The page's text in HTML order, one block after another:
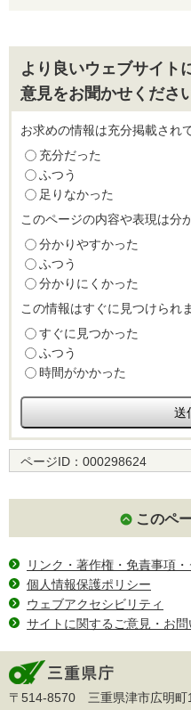
より良いウェブサイト
意見をお聞かせくださ
お求めの情報は充分掲載され
充分だった
ふつう
足りなかった
このページの内容や表現は分
分かりやすかった
ふつう
分かりにくかった
この情報はすぐに見つけられ
すぐに見つかった
ふつう
時間がかかった
ページID： 000298624
このペ
リンク・著作権・免責事項
個人情報保護ポリシー
ウェブアクセシビリティ
サイトに関するご意見・お
〒514-8570 三重県津市広明町